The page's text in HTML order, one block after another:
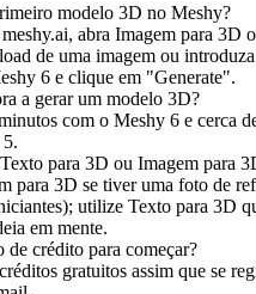
modelo 3D no Meshy?
abra Imagem para 3D
de uma imagem ou
6 e clique em "Generate".
a gerar um modelo 3D?
com o Meshy 6 e cerca
para 3D ou Imagem para
para 3D se tiver uma foto de
utilize Texto para 3D
em mente.
de crédito para começar?
gratuitos assim que se